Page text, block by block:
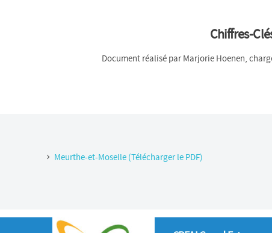
Chiffres-
Document réalisé par Marjorie Hoenen,
Meurthe-et-Moselle (Télécharger le PDF)